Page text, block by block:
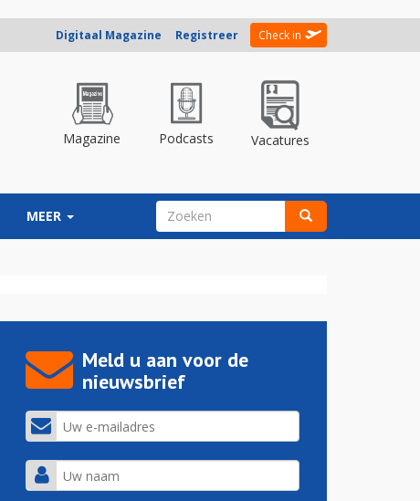
Digitaal Magazine Registreer Check in
Magazine Podcasts Vacatures
MEER ZOEKVELD
Meld u aan voor de
nieuwsbrief